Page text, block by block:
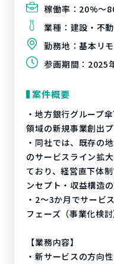
稼働率： 20%〜
業種： 建設・不
勤務地：基本リ
参画期間： 2025
案件概要
・地方銀行グループ
領域の新規事業創出
・同社では、既存の
のサービスライン拡
ており、経営直下体
ンセプト・収益構造
・2〜3か月でサービ
フェーズ（事業化検
【業務内容】
・新サービスの方向